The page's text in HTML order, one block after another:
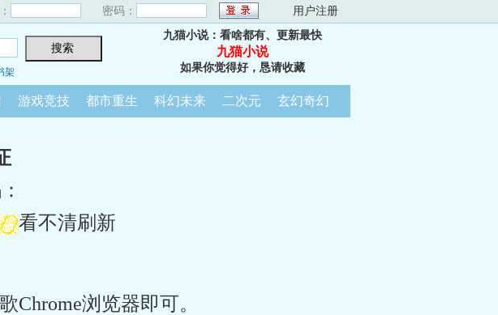
密码： 用户注册
架
九猫小说：看啥都有、更新最快
九猫小说
如果你觉得好，恳请收藏
游戏竞技 都市重生 科幻未来 二次元 玄幻奇幻
看不清刷新
Chrome浏览器即可。